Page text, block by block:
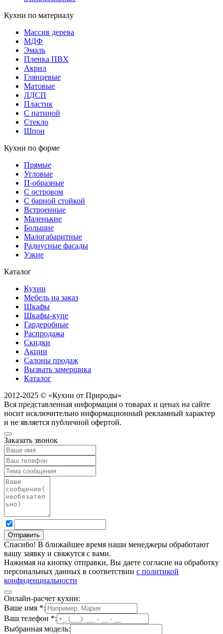
Кухни по материалу
Массив дерева
МДФ
Эмаль
Пленка ПВХ
Акрил
Глянцевые
Матовые
ЛДСП
Пластик
С патиной
Стекло
Шпон
Кухни по форме
Прямые
Угловые
П-образные
С островом
С барной стойкой
Встроенные
Маленькие
Большие
Малогабаритные
Радиусные фасады
Узкие
Каталог
Кухни
Мебель на заказ
Шкафы
Шкафы-купе
Гардеробные
Распродажа
Скидки
Акции
Салоны продаж
Вызвать замерщика
Каталог
2012-2025 © «Кухни от Природы»
Вся представленная информация о товарах и ценах на сайте
носит исключительно информационный рекламный характер
и не является публичной офертой.
Заказать звонок
Спасибо! В ближайшее время наши менеджеры обработают
вашу заявку и свяжутся с вами.
Нажимая на кнопку отправки, Вы даете согласие на обработку
персональных данных в соответствии с политикой
конфиденциальности
Онлайн-расчет кухни:
Ваше имя *:
Ваш телефон *:
Выбранная модель: